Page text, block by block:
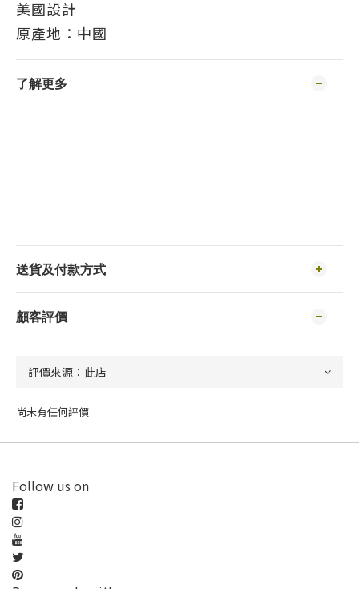
美國設計
原產地：中國
了解更多
送貨及付款方式
顧客評價
尚未有任何評價
Follow us on